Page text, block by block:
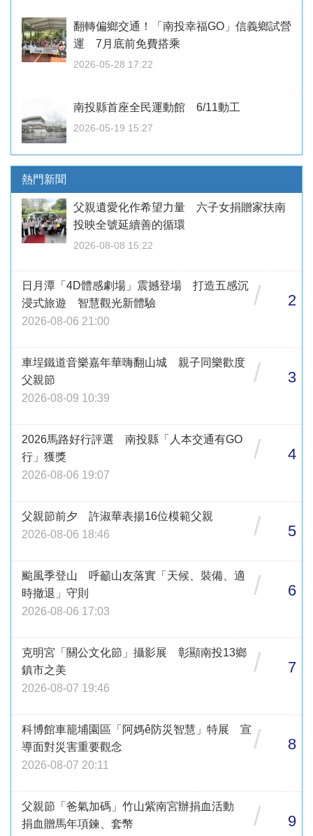
翻轉偏鄉交通！「南投幸福GO」信義鄉試營
運 7月底前免費搭乘
2026-05-28 17:22
南投縣首座全民運動館 6/11動工
2026-05-19 15:27
熱門新聞
父親遺愛化作希望力量 六子女捐贈家扶南
投映全號延續善的循環
2026-08-08 15:22
日月潭「4D體感劇場」震撼登場 打造五感沉
浸式旅遊 智慧觀光新體驗
2026-08-06 21:00
/ 2
車埕鐵道音樂嘉年華嗨翻山城 親子同樂歡度
父親節
2026-08-09 10:39
/ 3
2026馬路好行評選 南投縣「人本交通有GO
行」獲獎
2026-08-06 19:07
/ 4
父親節前夕 許淑華表揚16位模範父親
2026-08-06 18:46
/ 5
颱風季登山 呼籲山友落實「天候、裝備、適
時撤退」守則
2026-08-06 17:03
/ 6
克明宮「關公文化節」攝影展 彰顯南投13鄉
鎮市之美
2026-08-07 19:46
/ 7
科博館車籠埔園區「阿媽ê防災智慧」特展 宣
導面對災害重要觀念
2026-08-07 20:11
/ 8
父親節「爸氣加碼」竹山紫南宮辦捐血活動
捐血贈馬年項鍊、套幣
/ 9